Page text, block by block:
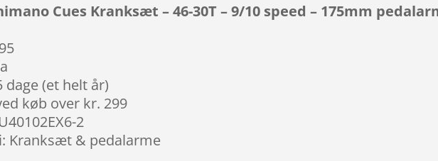
Cues Kranksæt – 46-30T – 9/10 speed – 175mm
dage (et helt år)
køb over kr. 299
2
Kranksæt & pedalarme